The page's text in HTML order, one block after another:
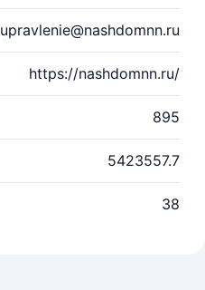
upravlenie@nashdomnn.ru
https://nashdomnn.ru/
895
5423557.7
38